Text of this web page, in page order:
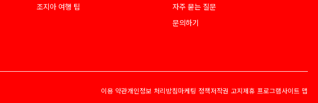
조지아 여행 팁
자주 묻는 질문
문의하기
이용 약관개인정보 처리방침마케팅 정책저작권 고지제휴 프로그램사이트 맵